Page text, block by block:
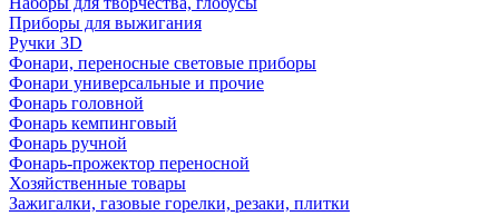
Приборы для выжигания
Ручки 3D
Фонари, переносные световые приборы
Фонари универсальные и прочие
Фонарь головной
Фонарь кемпинговый
Фонарь ручной
Фонарь-прожектор переносной
Хозяйственные товары
Зажигалки, газовые горелки, резаки, плитки